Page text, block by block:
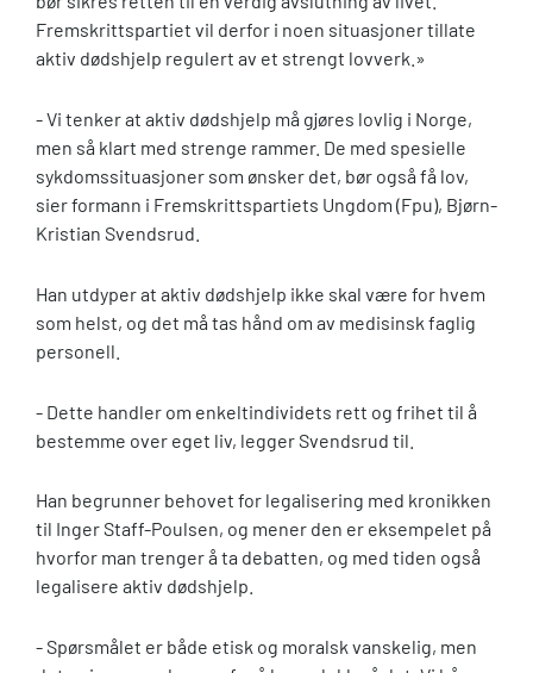
Fremskrittspartiet vil derfor i noen situasjoner tillate
aktiv dødshjelp regulert av et strengt lovverk.»
- Vi tenker at aktiv dødshjelp må gjøres lovlig i Norge,
men så klart med strenge rammer. De med spesielle
sykdomssituasjoner som ønsker det, bør også få lov,
sier formann i Fremskrittspartiets Ungdom (Fpu), Bjørn-
Kristian Svendsrud.
Han utdyper at aktiv dødshjelp ikke skal være for hvem
som helst, og det må tas hånd om av medisinsk faglig
personell.
- Dette handler om enkeltindividets rett og frihet til å
bestemme over eget liv, legger Svendsrud til.
Han begrunner behovet for legalisering med kronikken
til Inger Staff-Poulsen, og mener den er eksempelet på
hvorfor man trenger å ta debatten, og med tiden også
legalisere aktiv dødshjelp.
- Spørsmålet er både etisk og moralsk vanskelig, men